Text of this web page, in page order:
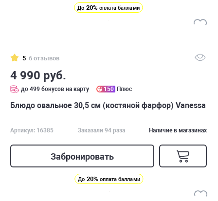
До 20% оплата баллами
5 6 отзывов
4 990 руб.
до 499 бонусов на карту 150 Плюс
Блюдо овальное 30,5 см (костяной фарфор) Vanessa
Артикул: 16385 Заказали 94 раза Наличие в магазинах
Забронировать
До 20% оплата баллами